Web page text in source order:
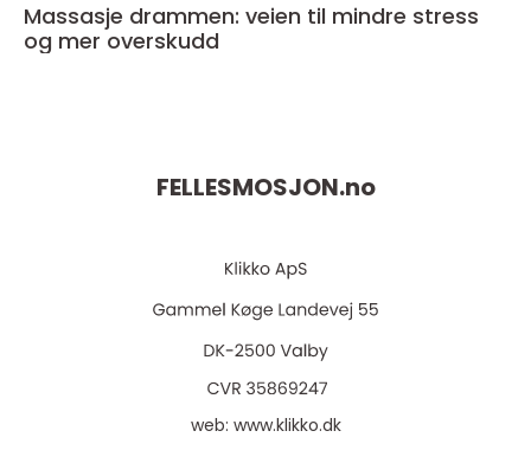
Massasje drammen: veien til mindre stress
og mer overskudd
FELLESMOSJON.no
web: www.klikko.dk